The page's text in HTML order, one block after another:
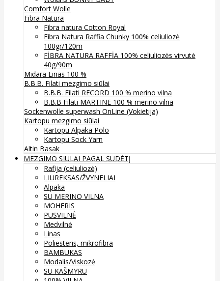
Comfort Wolle
Fibra Natura
Fibra natura Cotton Royal
Fibra Natura Raffia Chunky 100% celiuliozė
100gr/120m
FİBRA NATURA RAFFİA 100% celiuliozės virvutė
40g/90m
Midara Linas 100 %
B.B.B. Filati mezgimo siūlai
B.B.B. Filati RECORD 100 % merino vilna
B.B.B Filati MARTINE 100 % merino vilna
Sockenwolle superwash OnLine (Vokietija)
Kartopu mezgimo siūlai
Kartopu Alpaka Polo
Kartopu Sock Yarn
Altin Basak
MEZGIMO SIŪLAI PAGAL SUDĖTĮ
Rafija (celiuliozė)
LIUREKSAS/ŽVYNELIAI
Alpaka
SU MERINO VILNA
MOHERIS
PUSVILNĖ
Medvilnė
Linas
Poliesteris, mikrofibra
BAMBUKAS
Modalis/Viskozė
SU KAŠMYRU